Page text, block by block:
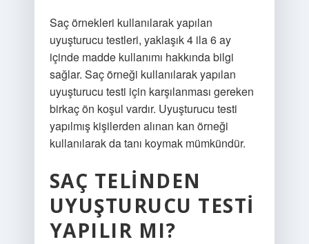
Saç örnekleri kullanılarak yapılan
uyuşturucu testleri, yaklaşık 4 ila 6 ay
içinde madde kullanımı hakkında bilgi
sağlar. Saç örneği kullanılarak yapılan
uyuşturucu testi için karşılanması gereken
birkaç ön koşul vardır. Uyuşturucu testi
yapılmış kişilerden alınan kan örneği
kullanılarak da tanı koymak mümkündür.
SAÇ TELINDEN
UYUŞTURUCU TESTI
YAPILIR MI?